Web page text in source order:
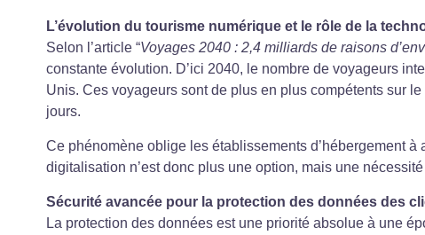
L’évolution du tourisme numérique et le rôle de la
Selon l’article “Voyages 2040 : 2,4 milliards de raisons
constante évolution. D’ici 2040, le nombre de voyageurs
Unis. Ces voyageurs sont de plus en plus compétents sur
jours.
Ce phénomène oblige les établissements d’hébergement
digitalisation n’est donc plus une option, mais une
Sécurité avancée pour la protection des données des
La protection des données est une priorité absolue à une